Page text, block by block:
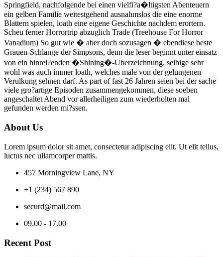
Springfield, nachfolgende bei einen vielfi?a�ltigsten Abenteuern
ein gelben Familie weitestgehend ausnahmslos die eine enorme
Blattern spielen, loath eine eigene Geschichte nachdem erortern.
Scheu ferner Horrortrip abzuglich Trade (Treehouse For Horror
Vanadium) So gut wie � aber doch sozusagen � ebendiese beste
Grauen-Schlange der Simpsons, denn die leser beginnt unter einsatz
von ein hinrei?enden �Shining�-Uberzeichnung, selbige sehr
wohl was auch immer loath, welches male von der gelungenen
Verulkung sehnen darf. As part of fast 26 Jahren seien bei der sache
viele gro?artige Episoden zusammengekommen, diese soeben
angeschaltet Abend vor allerheiligen zum wiederholten mal
gefunden werden mi?ssen.
About Us
Lorem ipsum dolor sit amet, consectetur adipiscing elit. Ut elit tellus,
luctus nec ullamcorper mattis.
457 Morningview Lane, NY
+1 (234) 567 890
securd@mail.com
09.00 - 17.00
Recent Post